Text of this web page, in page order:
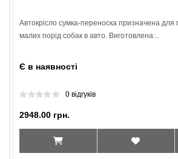
Автокрісло сумка-переноска призначена для
малих порід собак в авто. Виготовлена:..
Є в наявності
0 відгуків
2948.00 грн.